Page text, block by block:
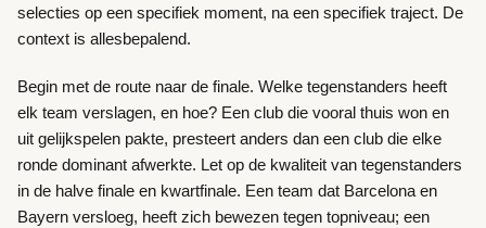
selecties op een specifiek moment, na een specifiek traject. De
context is allesbepalend.
Begin met de route naar de finale. Welke tegenstanders heeft
elk team verslagen, en hoe? Een club die vooral thuis won en
uit gelijkspelen pakte, presteert anders dan een club die elke
ronde dominant afwerkte. Let op de kwaliteit van tegenstanders
in de halve finale en kwartfinale. Een team dat Barcelona en
Bayern versloeg, heeft zich bewezen tegen topniveau; een